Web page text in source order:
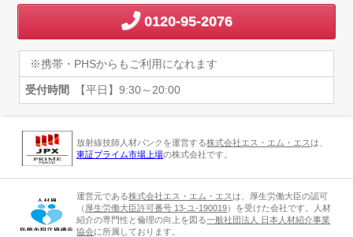
0120-95-2076
※携帯・PHSからもご利用になれます
受付時間 【平日】9:30～20:00
放射線技師人材バンクを運営する株式会社エス・エム・エスは、
東証プライム市場上場の株式会社です。
運営元である株式会社エス・エム・エスは、厚生労働大臣の認可
（ 厚生労働大臣許可番号 13-ユ-190019）を受けた会社です。人材
紹介の専門性と倫理の向上を図る一般社団法人 日本人材紹介事業
協会に所属しております。